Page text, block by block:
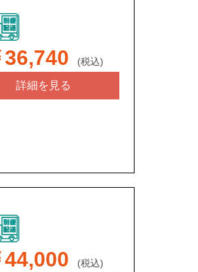
36,740 (税込)
詳細を見る
44,000 (税込)